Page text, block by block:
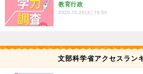
教育行政
2020.10.20(火) 16:50
文部科学省アクセスラン